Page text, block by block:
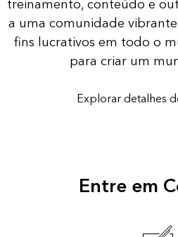
treinamento, conteúdo e
a uma comunidade
fins lucrativos em todo o
para criar um
Explorar detalhes
Entre em